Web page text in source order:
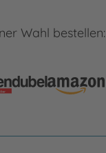
Wahl bestellen: